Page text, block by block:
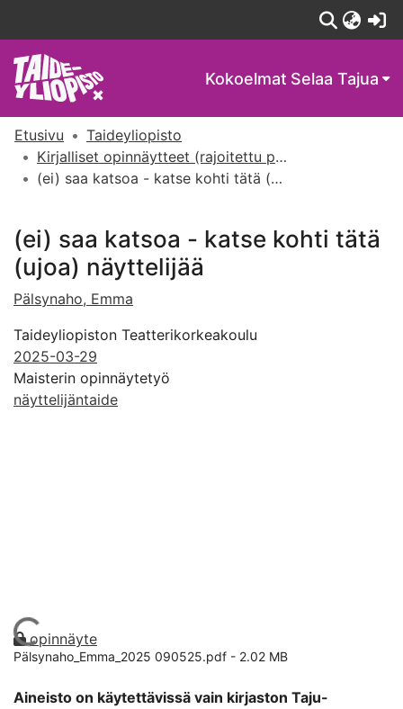
Kokoelmat Selaa Tajua
Etusivu
Taideyliopisto
Kirjalliset opinnäytteet (rajoitettu pääsy)
(ei) saa katsoa - katse kohti tätä (ujoa) näyttelijää
(ei) saa katsoa - katse kohti tätä
(ujoa) näyttelijää
Pälsynaho, Emma
Taideyliopiston Teatterikorkeakoulu
2025-03-29
Maisterin opinnäytetyö
näyttelijäntaide
Ladataan...
opinnäyte
Pälsynaho_Emma_2025 090525.pdf - 2.02 MB
Aineisto on käytettävissä vain kirjaston Taju-